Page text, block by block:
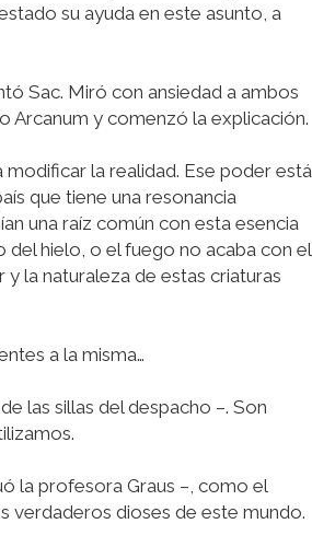
su ayuda en este asunto, a
Sac. Miró con ansiedad a ambos
Arcanum y comenzó la explicación.
la realidad. Ese poder está
que tiene una resonancia
una raíz común con esta esencia
del hielo, o el fuego no acaba con el
la naturaleza de estas criaturas
a la misma…
las sillas del despacho –. Son
la profesora Graus –, como el
verdaderos dioses de este mundo.